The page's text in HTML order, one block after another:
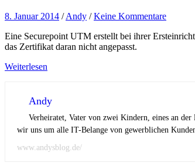
8. Januar 2014 /Andy /Keine Kommentare
Eine Securepoint UTM erstellt bei ihrer
das Zertifikat daran nicht angepasst.
Weiterlesen
Andy
Verheiratet, Vater von zwei Kindern, eines an
wir uns um alle IT-Belange von gewerblichen
www.andysblog.de/